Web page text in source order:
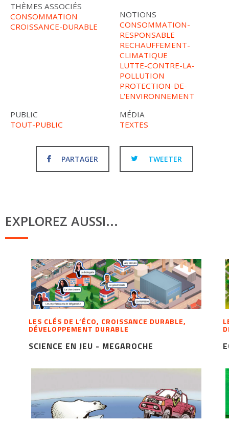
THÈMES ASSOCIÉS
CONSOMMATION
CROISSANCE-DURABLE
NOTIONS
CONSOMMATION-
RESPONSABLE
RECHAUFFEMENT-
CLIMATIQUE
LUTTE-CONTRE-LA-
POLLUTION
PROTECTION-DE-
L'ENVIRONNEMENT
PUBLIC
TOUT-PUBLIC
MÉDIA
TEXTES
PARTAGER TWEETER
EXPLOREZ AUSSI...
LES CLÉS DE L’ÉCO, CROISSANCE DURABLE,
DÉVELOPPEMENT DURABLE
SCIENCE EN JEU - MEGAROCHE